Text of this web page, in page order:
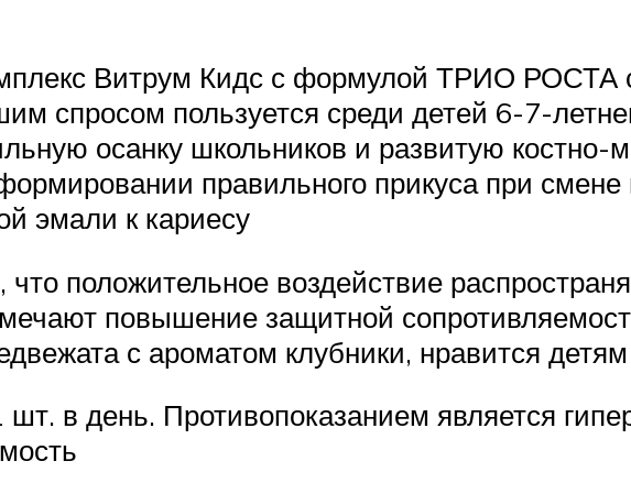
Витрум Кидс с формулой ТРИО РОСТА
спросом пользуется среди детей 6-7-
осанку школьников и развитую
правильного прикуса при
эмали к кариесу
положительное воздействие
повышение защитной
с ароматом клубники, нравится детям
в день. Противопоказанием является